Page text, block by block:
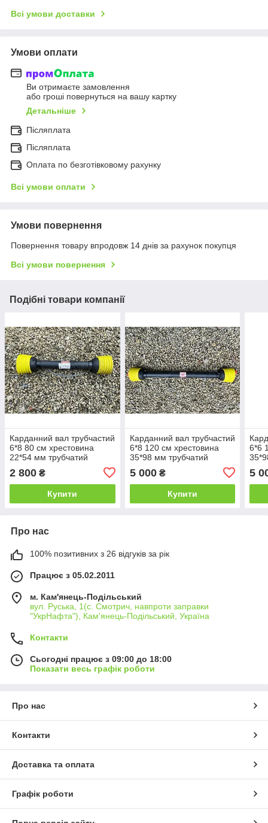
Всі умови доставки
Умови оплати
Ви отримаєте замовлення
або гроші повернуться на вашу картку
Детальніше
Післяплата
Післяплата
Оплата по безготівковому рахунку
Всі умови оплати
Умови повернення
Повернення товару впродовж 14 днів за рахунок покупця
Всі умови повернення
Подібні товари компанії
Карданний вал трубчастий
6*8 80 см хрестовина
22*54 мм трубчатий
2 800 ₴
Купити
Карданний вал трубчастий
6*8 120 см хрестовина
35*98 мм трубчатий
5 000₴
Купити
6*6
5
Про нас
100% позитивних з 26 відгуків за рік
Працює з 05.02.2011
м. Кам'янець-Подільський
вул. Руська, 1(с. Смотрич, навпроти заправки
"УкрНафта"), Кам'янець-Подільський, Україна
Контакти
Сьогодні працює з 09:00 до 18:00
Показати весь графік роботи
Про нас
Контакти
Доставка та оплата
Графік роботи